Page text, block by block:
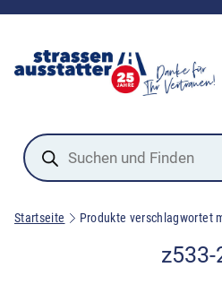
Products
search
Startseite Produkte verschlagwortet
z533-